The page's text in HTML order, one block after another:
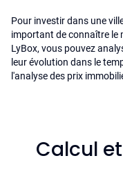
Pour investir dans une
important de connaître le
LyBox, vous pouvez
leur évolution dans le
l'analyse des prix
Calcul